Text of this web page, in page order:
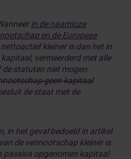
in de naamloze
en de Europese
kleiner is dan het in
vermeerderd met alle
de statuten niet mogen
geen kapitaal
de staat met de
in het geval bedoeld in artikel
de vennootschap kleiner is
passiva opgenomen kapitaal